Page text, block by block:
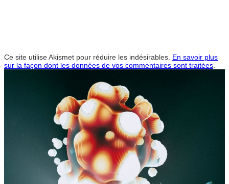
Ce site utilise Akismet pour réduire les indésirables. En savoir plus
sur la façon dont les données de vos commentaires sont traitées.